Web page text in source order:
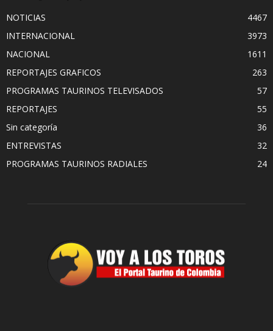
NOTICIAS
4467
INTERNACIONAL
3973
NACIONAL
1611
REPORTAJES GRAFICOS
263
PROGRAMAS TAURINOS TELEVISADOS
57
REPORTAJES
55
Sin categoría
36
ENTREVISTAS
32
PROGRAMAS TAURINOS RADIALES
24